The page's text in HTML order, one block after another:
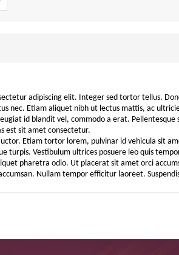
adipiscing elit. Integer sed tortor tellus.
nec. Etiam aliquet nibh ut lectus mattis, ac
id blandit vel, commodo a erat.
est sit amet consectetur.
Etiam tortor lorem, pulvinar id vehicula sit
turpis. Vestibulum ultrices posuere leo quis
pharetra odio. Ut placerat sit amet orci
Nullam tempor efficitur laoreet.